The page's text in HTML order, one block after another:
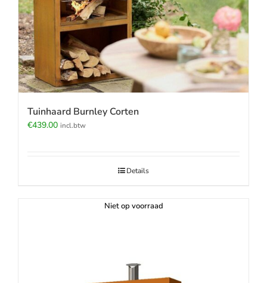
Tuinhaard Burnley Corten
€439.00 incl.btw
Details
Niet op voorraad